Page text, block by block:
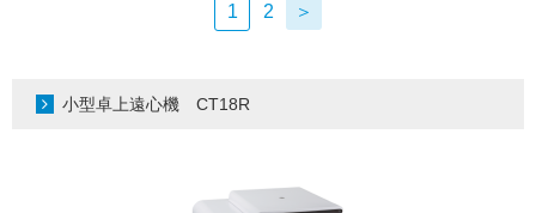
1 2 ＞
小型卓上遠心機 CT18R